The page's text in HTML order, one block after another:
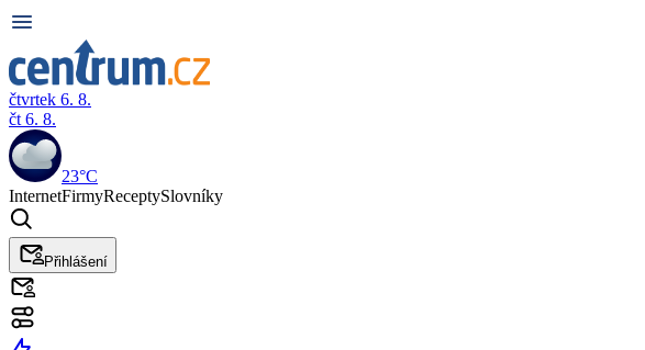
čtvrtek 6. 8.
čt 6. 8.
23°C
InternetFirmyReceptySlovníky
Přihlášení